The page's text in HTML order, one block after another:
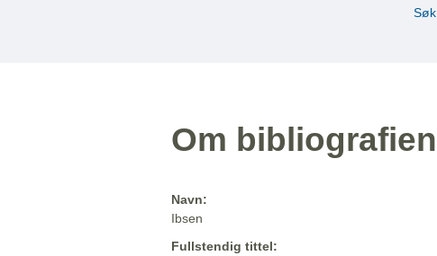
Søk
Om bibliografien
Navn:
Ibsen
Fullstendig tittel: